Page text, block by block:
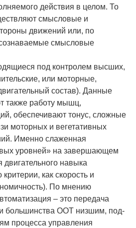
действия в целом. То
смысловые и
движений или, по
смысловые
под контролем высших,
или мо­торные,
со­став). Данные
также ра­боту мышц,
обеспечи­вают тонус, сложные
моторных и вегетативных
Именно слаженная
уровней» на за­вершающем
навыка
как ско­рость и
По мнению
– это пе­редача
большинства ООТ низшим, под­
процесса управления